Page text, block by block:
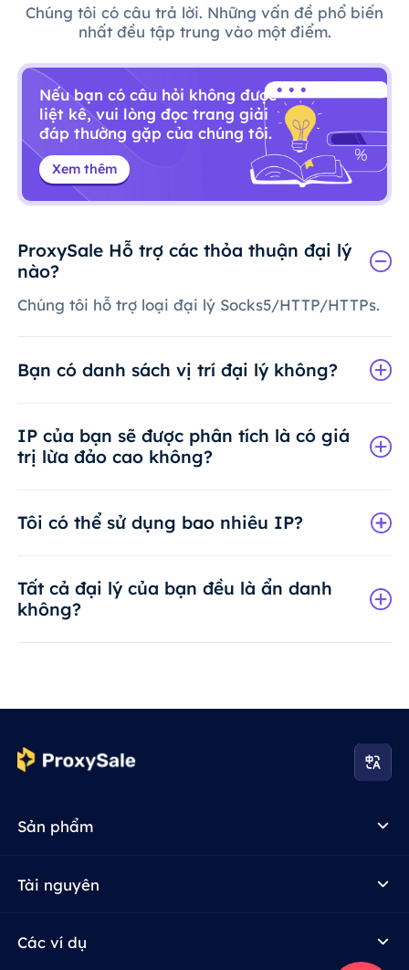
Chúng tôi có câu trả lời. Những vấn đề phổ biến
nhất đều tập trung vào một điểm.
Nếu bạn có câu hỏi không được
liệt kê, vui lòng đọc trang giải
đáp thường gặp của chúng tôi.
Xem thêm
ProxySale Hỗ trợ các thỏa thuận đại lý
nào?
Chúng tôi hỗ trợ loại đại lý Socks5/HTTP/HTTPs.
Bạn có danh sách vị trí đại lý không?
IP của bạn sẽ được phân tích là có giá
trị lừa đảo cao không?
Tôi có thể sử dụng bao nhiêu IP?
Tất cả đại lý của bạn đều là ẩn danh
không?
Sản phẩm
Tài nguyên
Các ví dụ